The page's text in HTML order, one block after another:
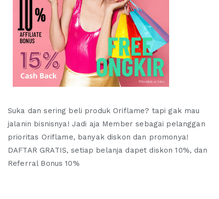
Suka dan sering beli produk Oriflame? tapi gak mau
jalanin bisnisnya! Jadi aja Member sebagai pelanggan
prioritas Oriflame, banyak diskon dan promonya!
DAFTAR GRATIS, setiap belanja dapet diskon 10%, dan
Referral Bonus 10%